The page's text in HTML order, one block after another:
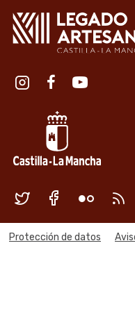
Redes
Redes
Menú legal
Protección de datos